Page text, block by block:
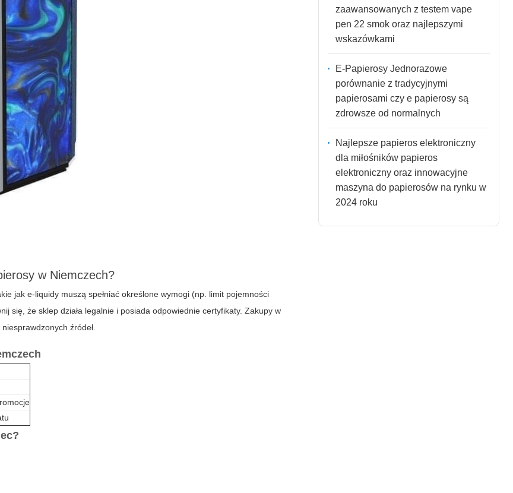
w Niemczech?
jak e-liquidy muszą spełniać określone wymogi (np. limit pojemności
się, że sklep działa legalnie i posiada odpowiednie certyfikaty. Zakupy w
źródeł.
zaawansowanych z testem vape
pen 22 smok oraz najlepszymi
wskazówkami
E-Papierosy Jednorazowe
porównanie z tradycyjnymi
papierosami czy e papierosy są
zdrowsze od normalnych
Najlepsze papieros elektroniczny
dla miłośników papieros
elektroniczny oraz innowacyjne
maszyna do papierosów na rynku w
2024 roku